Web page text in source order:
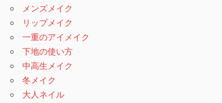
メンズメイク
リップメイク
一重のアイメイク
下地の使い方
中高生メイク
冬メイク
大人ネイル